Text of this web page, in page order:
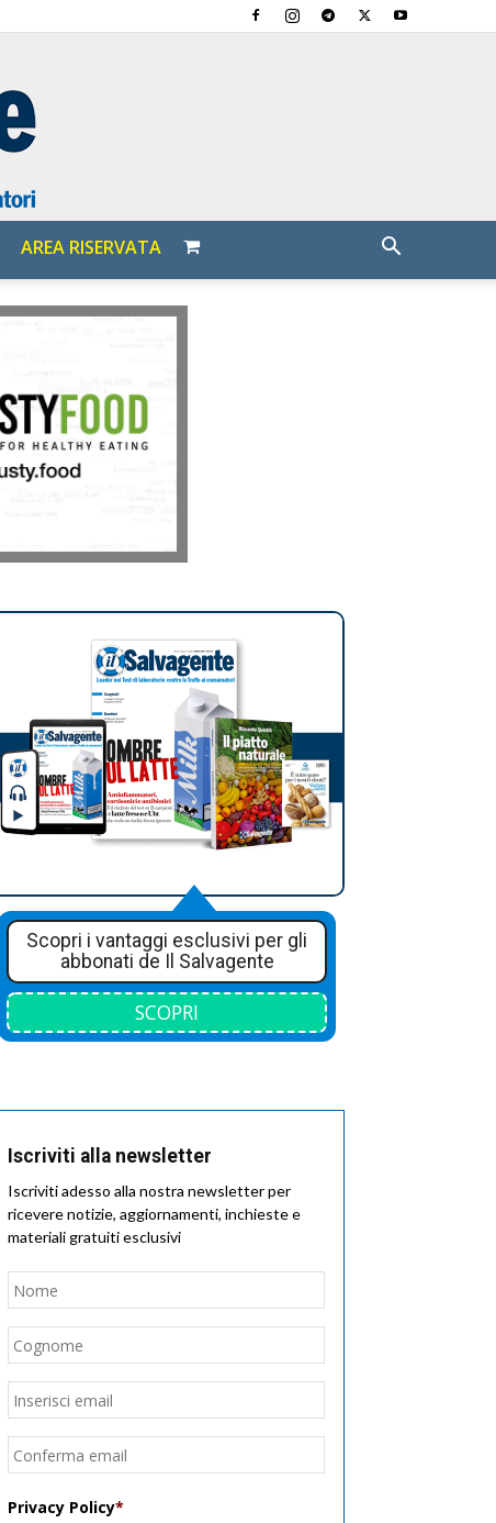
AREA RISERVATA
Scopri i vantaggi esclusivi per gli
abbonati de Il Salvagente
SCOPRI
Iscriviti alla newsletter
Iscriviti adesso alla nostra newsletter per
ricevere notizie, aggiornamenti, inchieste e
materiali gratuiti esclusivi
Nome
Email
Privacy Policy*